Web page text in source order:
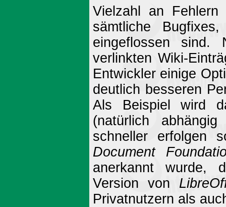
Vielzahl an
sämtliche
eingeflossen sind.
verlinkten Wiki-
Entwickler einige
deutlich besseren
Als Beispiel wird
(natürlich
schneller erfolgen
Document
anerkannt wurde,
Version von
Privatnutzern als